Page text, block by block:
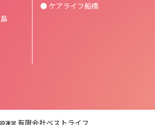
● ケアライフ船橋
運営有限会社ベストライフ